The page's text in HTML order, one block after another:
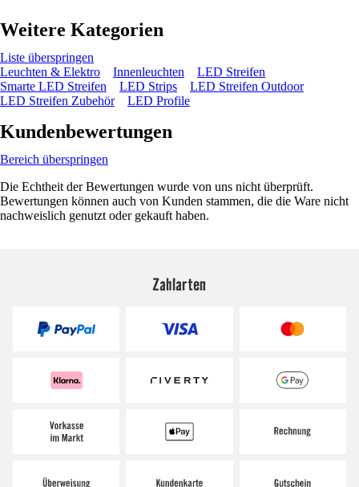
Weitere Kategorien
Liste überspringen
Leuchten & Elektro
Innenleuchten
LED Streifen
Smarte LED Streifen
LED Strips
LED Streifen Outdoor
LED Streifen Zubehör
LED Profile
Kundenbewertungen
Bereich überspringen
Die Echtheit der Bewertungen wurde von uns nicht überprüft.
Bewertungen können auch von Kunden stammen, die die Ware nicht
nachweislich genutzt oder gekauft haben.
Zahlarten